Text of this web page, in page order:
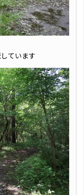
ています